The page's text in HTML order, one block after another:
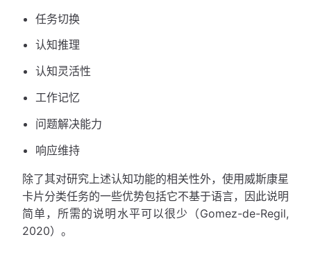
任务切换
认知推理
认知灵活性
工作记忆
问题解决能力
响应维持
除了其对研究上述认知功能的相关性外，使用威斯康星
卡片分类任务的一些优势包括它不基于语言，因此说明
简单，所需的说明水平可以很少（Gomez-de-Regil,
2020）。